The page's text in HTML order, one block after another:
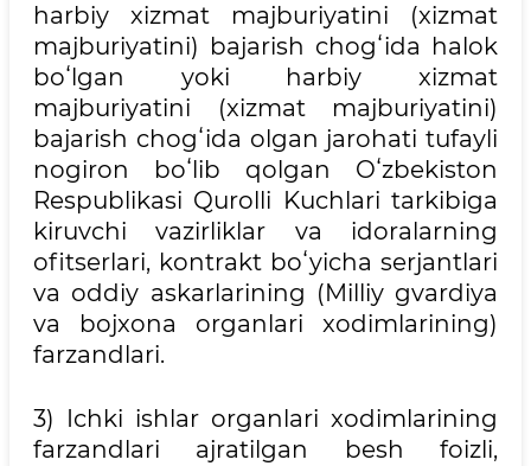
harbiy xizmat majburiyatini (xizmat
majburiyatini) bajarish chogʻida halok
boʻlgan yoki harbiy xizmat
majburiyatini (xizmat majburiyatini)
bajarish chogʻida olgan jarohati tufayli
nogiron boʻlib qolgan Oʻzbekiston
Respublikasi Qurolli Kuchlari tarkibiga
kiruvchi vazirliklar va idoralarning
ofitserlari, kontrakt boʻyicha serjantlari
va oddiy askarlarining (Milliy gvardiya
va bojxona organlari xodimlarining)
farzandlari.
3) Ichki ishlar organlari xodimlarining
farzandlari ajratilgan besh foizli,